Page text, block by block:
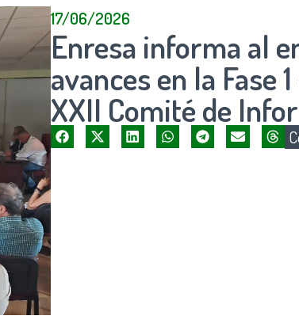
17/06/2026
Enresa informa al
avances en la Fase
XXII Comité de